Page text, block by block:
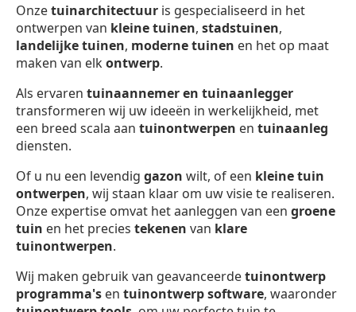
Onzetuinarchitectuur is gespecialiseerd in het
ontwerpen van kleine tuinen, stadstuinen,
landelijke tuinen, moderne tuinen en het op maat
maken van elkontwerp.
Als ervaren tuinaannemer en tuinaanlegger
transformeren wij uw ideeën in werkelijkheid, met
een breed scala aan tuinontwerpen en tuinaanleg
diensten.
Of u nu een levendig gazon wilt, of een kleine tuin
ontwerpen, wij staan klaar om uw visie te realiseren.
Onze expertise omvat het aanleggen van een groene
tuin en het precies tekenen van klare
tuinontwerpen.
Wij maken gebruik van geavanceerdetuinontwerp
programma's en tuinontwerp software, waaronder